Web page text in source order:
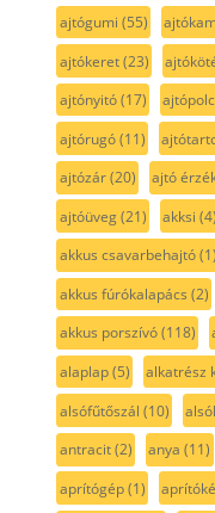
ajtógumi (55)
ajtókeret(23)
ajtónyitó(17) ajtópolc
ajtórugó(11)
ajtózár(20) ajtó
ajtóüveg(21) akksi (4)
akkus csavarbehajtó(1)
akkus fúrókalapács (2)
akkus porszívó(118)
alaplap(5) alkatrész
alsófűtőszál (10)
antracit(2) anya (11)
aprítógép(1)